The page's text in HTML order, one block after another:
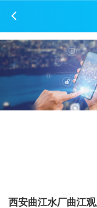
西安曲江水厂曲江